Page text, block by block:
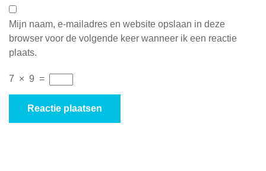
Mijn naam, e-mailadres en website opslaan in deze
browser voor de volgende keer wanneer ik een reactie
plaats.
7 × 9 =